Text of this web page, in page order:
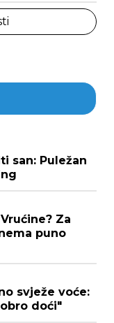
san: Puležan
Za
puno
svježe voće:
doći"